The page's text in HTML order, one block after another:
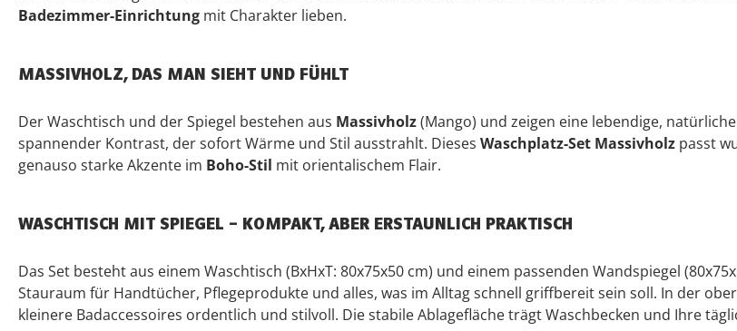
Badezimmer-Einrichtung mit Charakter lieben.
MASSIVHOLZ, DAS MAN SIEHT UND FÜHLT
Der Waschtisch und der Spiegel bestehen aus Massivholz(Mango) und zeigen eine lebendige,
spannender Kontrast, der sofort Wärme und Stil ausstrahlt. Dieses Waschplatz-Set Massivholz passt
genauso starke Akzente im Boho-Stil mit orientalischem Flair.
WASCHTISCH MIT SPIEGEL – KOMPAKT, ABER ERSTAUNLICH PRAKTISCH
Das Set besteht aus einem Waschtisch (BxHxT: 80x75x50 cm) und einem passenden Wandspiegel
Stauraum für Handtücher, Pflegeprodukte und alles, was im Alltag schnell griffbereit sein soll. In der
kleinere Badaccessoires ordentlich und stilvoll. Die stabile Ablagefläche trägt Waschbecken und Ihre